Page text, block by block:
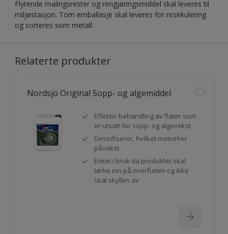
Flytende malingsrester og rengjøringsmiddel skal leveres til
miljøstasjon. Tom emballasje skal leveres for resirkulering
og sorteres som metall.
Relaterte produkter
Nordsjö Original Sopp- og algemiddel
Effektiv behandling av flater som
er utsatt for sopp- og algevekst
Desinfiserer, hvilket motvirker
påvekst
Enkel i bruk da produktet skal
tørke inn på overflaten og ikke
skal skylles av